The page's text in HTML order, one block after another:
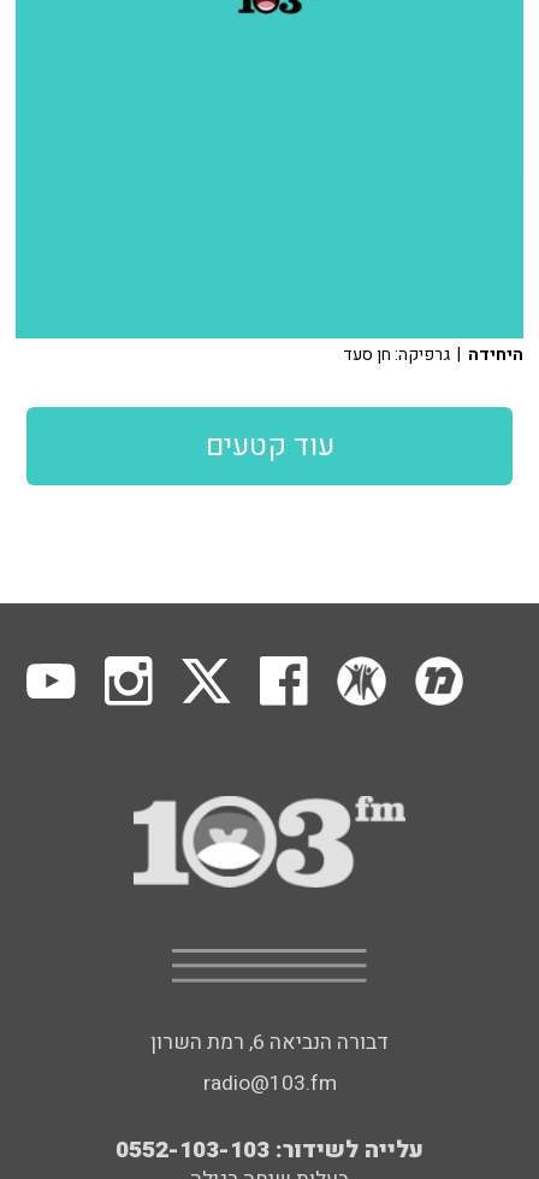
היחידה | גרפיקה: חן סעד
עוד קטעים
דבורה הנביאה 6, רמת השרון
radio@103.fm
עלייה לשידור: 0552-103-103